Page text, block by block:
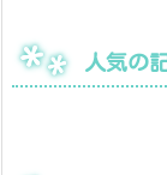
人気の